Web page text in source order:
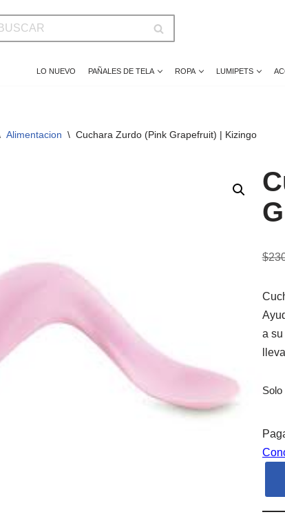
LO NUEVO PAÑALES DE TELA ROPA LUMIPETS
Alimentacion \ Cuchara Zurdo (Pink Grapefruit) | Kizingo
$
a
Solo